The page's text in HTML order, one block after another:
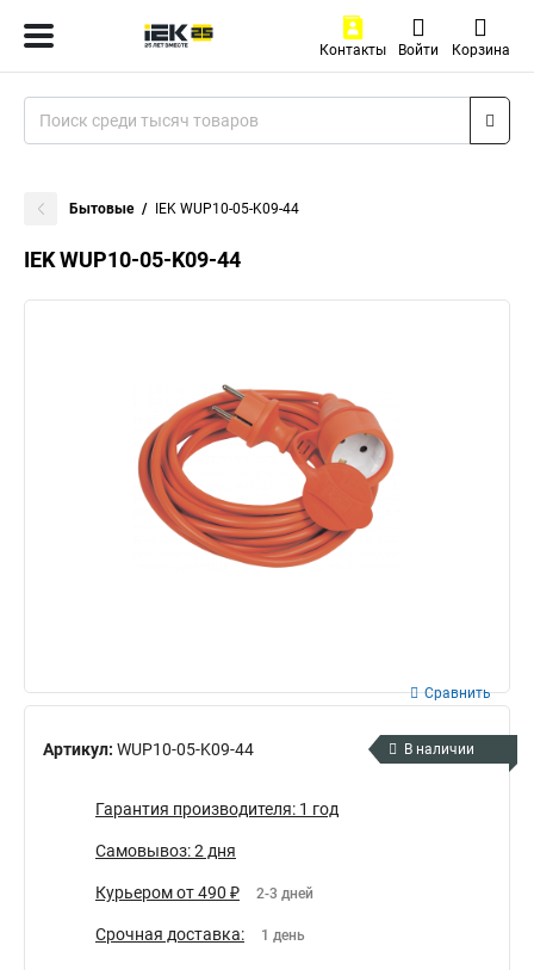
Контакты Войти Корзина
Бытовые IEK WUP10-05-K09-44
IEK WUP10-05-K09-44
Артикул: WUP10-05-K09-44
Сравнить
В наличии
Гарантия производителя: 1 год
Самовывоз: 2 дня
Курьером от 490 ₽ 2-3 дней
Срочная доставка: 1 день